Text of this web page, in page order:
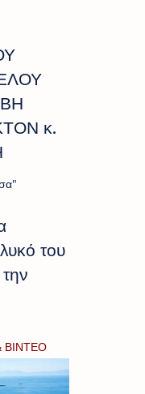
κ.
του
ΒΙΝΤΕΟ